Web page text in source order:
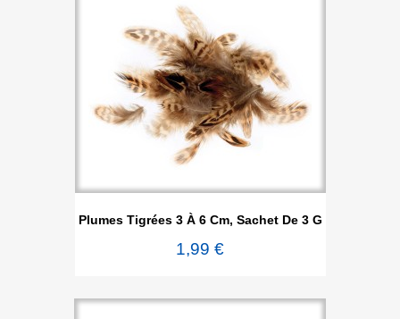
Plumes Tigrées 3 À 6 Cm, Sachet De 3 G
1,99 €